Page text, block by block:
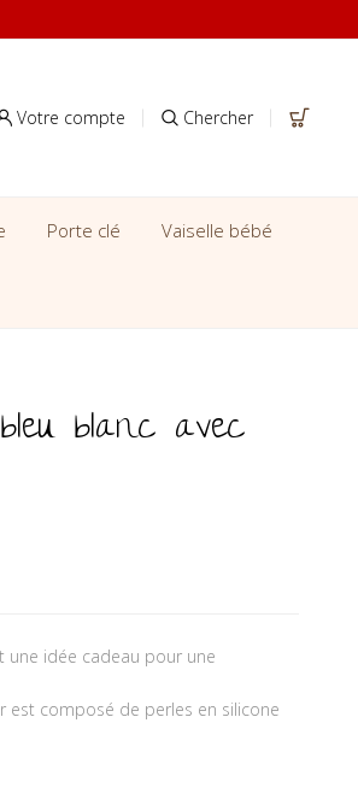
Votre compte Chercher
Porte clé Vaiselle bébé
blanc avec
€.
une idée cadeau pour une
est composé de perles en silicone